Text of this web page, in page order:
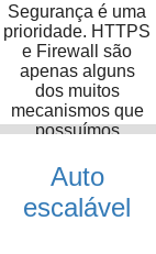
Segurança é uma
prioridade. HTTPS
e Firewall são
apenas alguns
dos muitos
mecanismos que
possuímos
Auto
escalável